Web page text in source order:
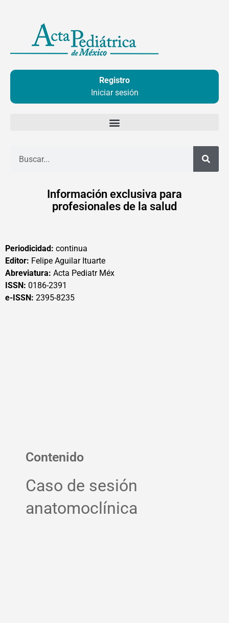
contenido
Registro
Iniciar sesión
Información exclusiva para
profesionales de la salud
Periodicidad: continua
Editor: Felipe Aguilar Ituarte
Abreviatura: Acta Pediatr Méx
ISSN: 0186-2391
e-ISSN: 2395-8235
Contenido
Caso de sesión
anatomoclínica